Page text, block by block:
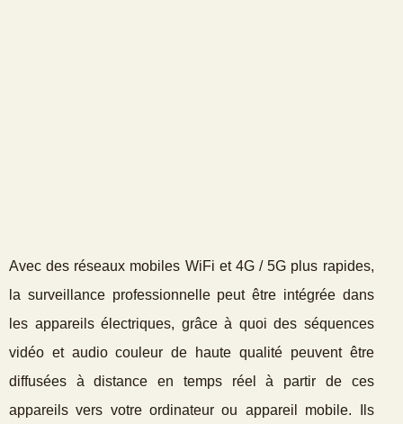
Avec des réseaux mobiles WiFi et 4G / 5G plus rapides,
la surveillance professionnelle peut être intégrée dans
les appareils électriques, grâce à quoi des séquences
vidéo et audio couleur de haute qualité peuvent être
diffusées à distance en temps réel à partir de ces
appareils vers votre ordinateur ou appareil mobile. Ils